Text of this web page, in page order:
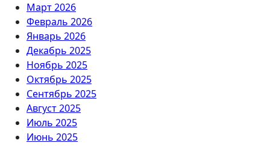
Март 2026
Февраль 2026
Январь 2026
Декабрь 2025
Ноябрь 2025
Октябрь 2025
Сентябрь 2025
Август 2025
Июль 2025
Июнь 2025